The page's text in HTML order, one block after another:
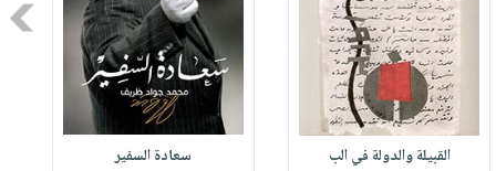
القبيلة والدولة في الب
سعادة السفير